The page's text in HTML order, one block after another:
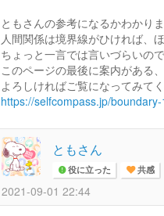
ともさんの参考になるかわかり
人間関係は境界線がひければ、
ちょっと一言では言いづらいの
このページの最後に案内がある
よろしければご覧になってみてく
https://selfcompass.jp/
ともさん
役に立った 共感
2021-09-01 22:44